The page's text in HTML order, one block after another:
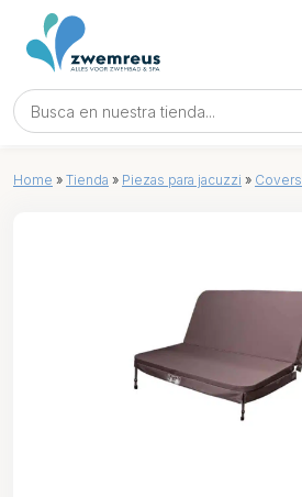
Home » Tienda » Piezas para jacuzzi » Covers